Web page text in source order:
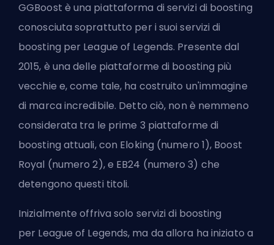
GGBoost è una piattaforma di servizi di boosting
conosciuta soprattutto per i suoiservizi di
boosting per League of Legends. Presente dal
2015, è una delle piattaforme di boosting più
vecchie e, come tale, ha costruito un'immagine
di marca incredibile. Detto ciò, non è nemmeno
considerata tra le prime 3 piattaforme di
boosting attuali, con Eloking (numero 1), Boost
Royal (numero 2), e EB24 (numero 3) che
detengono questi titoli.
Inizialmente offriva solo servizi di boosting
per League of Legends, ma da allora ha iniziato a